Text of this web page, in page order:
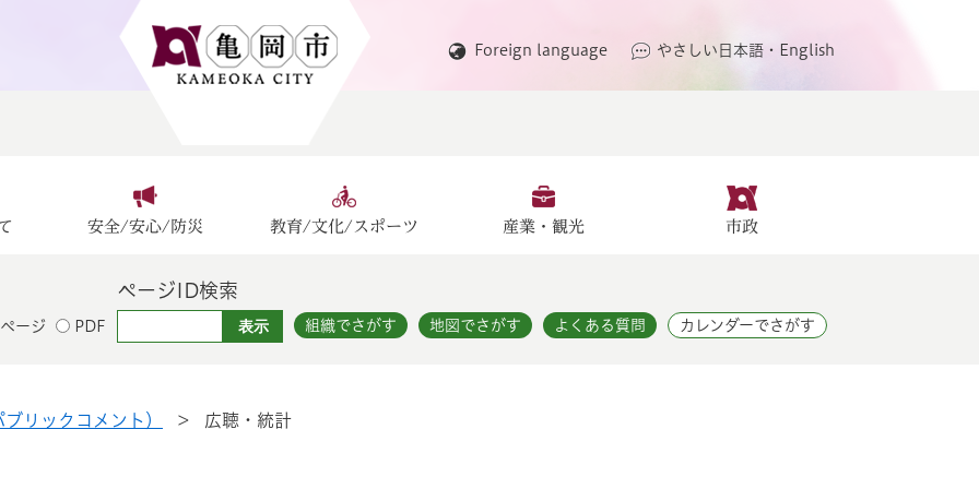
Foreign language やさしい日本語・English
安全/安心/防災 教育/文化/スポーツ 産業・観光 市政
ページ PDF
ページID検索
組織でさがす 地図でさがす よくある質問 カレンダーでさがす
リックコメント） > 広聴・統計